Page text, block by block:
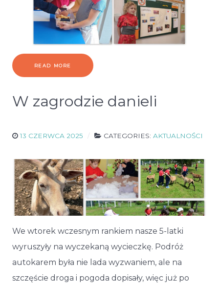
READ MORE
W zagrodzie danieli
13 CZERWCA 2025 CATEGORIES: AKTUALNOŚCI
We wtorek wczesnym rankiem nasze 5-latki
wyruszyły na wyczekaną wycieczkę. Podróż
autokarem była nie lada wyzwaniem, ale na
szczęście droga i pogoda dopisały, więc już po